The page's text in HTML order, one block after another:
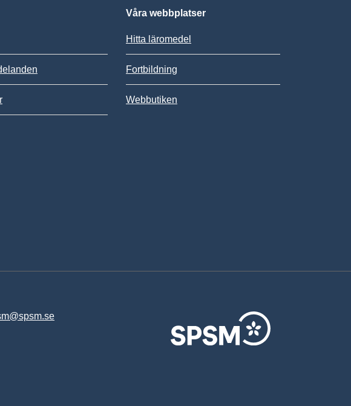
Våra webbplatser
Hitta läromedel
Fortbildning
Webbutiken